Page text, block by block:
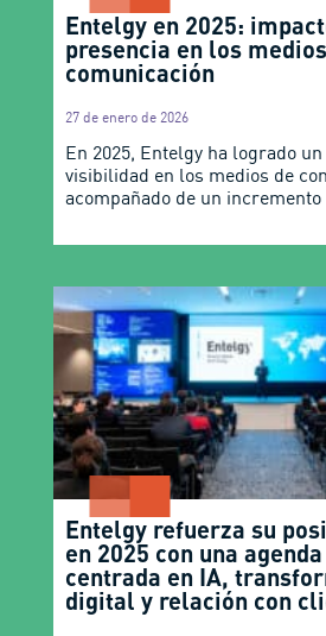
Entelgy en 2025:
presencia en los
comunicación
27 de enero de 2026
En 2025, Entelgy ha logrado
visibilidad en los medios de
acompañado de un
Entelgy refuerza su
en 2025 con una
centrada en IA,
digital y relación con